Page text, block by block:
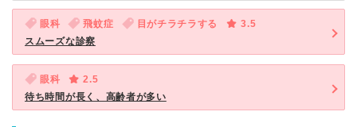
眼科 飛蚊症 目がチラチラする
3.5
スムーズな診察
眼科
2.5
待ち時間が長く、高齢者が多い